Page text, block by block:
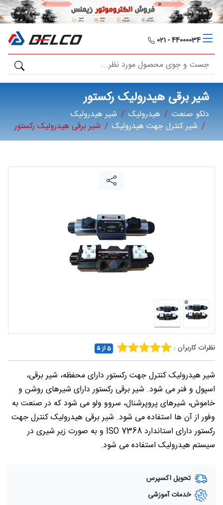
دلکو
صنعت
محصولات
مصارف
صنعتی
مقالات
درباره
ما
44000034 - 021
شیر برقی هیدرولیک رکستور
دلکو صنعت هیدرولیک
شیر هیدرولیک
شیر کنترل جهت هیدرولیک
شیر برقی هیدرولیک رکستور
نظرات کاربران : 5 از ۵
شیر هیدرولیک کنترل جهت رکستور دارای محفظه، شیر برقی،
اسپول و فنر می شود. شیر برقی رکستور دارای شیرهای روشن و
خاموش، شیرهای پروپرشنال، سروو ولو می شود که در صنعت به
وفور از آن ها استفاده می شود. شیر برقی هیدرولیک کنترل جهت
رکستور دارای استاندارد ISO 7368 و به صورت زیر شیری در
سیستم هیدرولیک استفاده می شود.
تحویل اکسپرس
خدمات آموزشی